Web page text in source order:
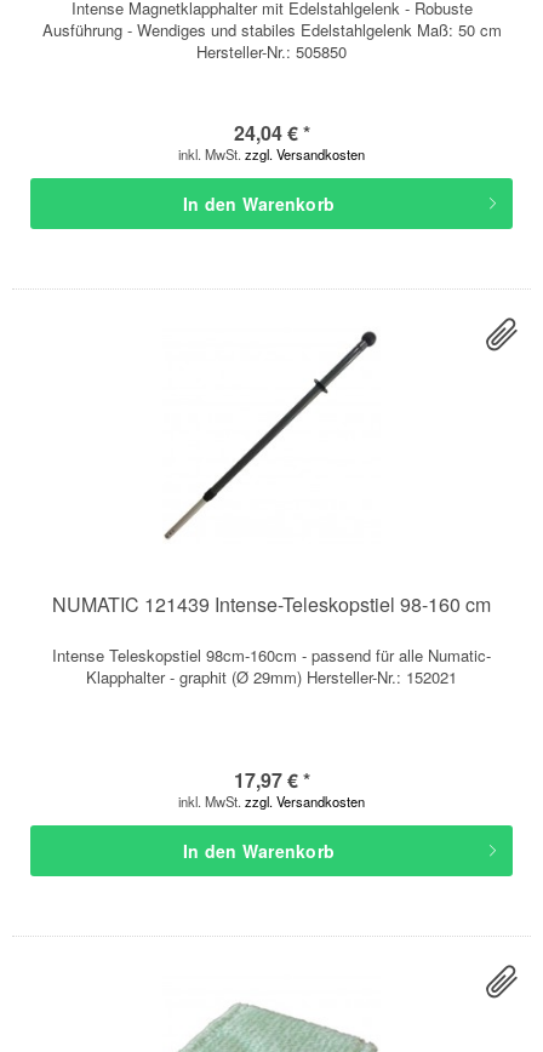
Intense Magnetklapphalter mit Edelstahlgelenk - Robuste
Ausführung - Wendiges und stabiles Edelstahlgelenk Maß: 50 cm
Hersteller-Nr.: 505850
24,04 € *
inkl. MwSt. zzgl. Versandkosten
In den Warenkorb
NUMATIC 121439 Intense-Teleskopstiel 98-160 cm
Intense Teleskopstiel 98cm-160cm - passend für alle Numatic-
Klapphalter - graphit (Ø 29mm) Hersteller-Nr.: 152021
17,97 € *
inkl. MwSt. zzgl. Versandkosten
In den Warenkorb